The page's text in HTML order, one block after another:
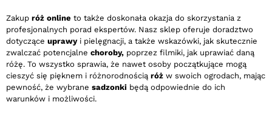
Zakup róż online to także doskonała okazja do skorzystania z
profesjonalnych porad ekspertów. Nasz sklep oferuje doradztwo
dotyczące uprawyi pielęgnacji, a także wskazówki, jak skutecznie
zwalczać potencjalne choroby, poprzez filmiki, jak uprawiać daną
różę. To wszystko sprawia, że nawet osoby początkujące mogą
cieszyć się pięknem i różnorodnością róż w swoich ogrodach, mając
pewność, że wybrane sadzonki będą odpowiednie do ich
warunków i możliwości.